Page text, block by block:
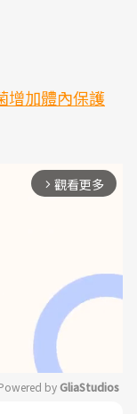
增加體內保護
arrow_forward_ios 觀看更多
by GliaStudios